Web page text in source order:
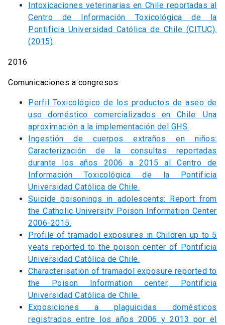
Intoxicaciones veterinarias en Chile reportadas al
Centro de Información Toxicológica de la
Pontificia Universidad Católica de Chile (CITUC).
(2015)
2016
Comunicaciones a congresos:
Perfil Toxicológico de los productos de aseo de
uso doméstico comercializados en Chile: Una
aproximación a la implementación del GHS.
Ingestión de cuerpos extraños en niños:
Caracterización de la consultas reportadas
durante los años 2006 a 2015 al Centro de
Información Toxicológica de la Pontificia
Universidad Católica de Chile.
Suicide poisonings in adolescents: Report from
the Catholic University Poison Information Center
2006-2015.
Profile of tramadol exposures in Children up to 5
yeats reported to the poison center of Pontificia
Universidad Católica de Chile.
Characterisation of tramadol exposure reported to
the Poison Information center, Pontificia
Universidad Católica de Chile.
Exposiciones a plaguicidas domésticos
registrados entre los años 2006 y 2013 por el